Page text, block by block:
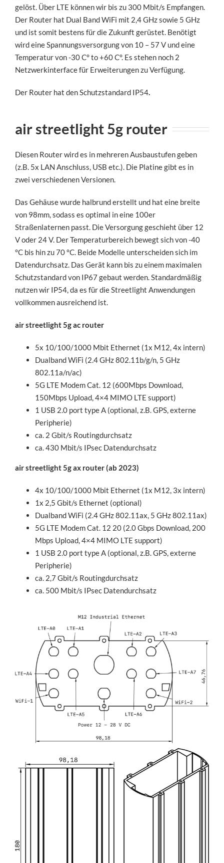
gelöst. Über LTE können wir bis zu 300 Mbit/s Empfangen.
Der Router hat Dual Band WiFi mit 2,4 GHz sowie 5 GHz
und ist somit bestens für die Zukunft gerüstet. Benötigt
wird eine Spannungsversorgung von 10 – 57 V und eine
Temperatur von -30 C° to +60 C°. Es stehen noch 2
Netzwerkinterface für Erweiterungen zu Verfügung.
Der Router hat den Schutzstandard IP54.
air streetlight 5g router
Diesen Router wird es in mehreren Ausbaustufen geben
(z.B. 5x LAN Anschluss, USB etc.). Die Platine gibt es in
zwei verschiedenen Versionen.
Das Gehäuse wurde halbrund erstellt und hat eine breite
von 98mm, sodass es optimal in eine 100er
Straßenlaternen passt. Die Versorgung geschieht über 12
V oder 24 V. Der Temperaturbereich bewegt sich von -40
°C bis hin zu 70 °C. Beide Modelle unterscheiden sich im
Datendurchsatz. Das Gerät kann bis zu einem maximalen
Schutzstandard von IP67 gebaut werden. Standardmäßig
nutzen wir IP54, da es für die Streetlight Anwendungen
vollkommen ausreichend ist.
air streetlight 5g ac router
5x 10/100/1000 Mbit Ethernet (1x M12, 4x intern)
Dualband WiFi (2.4 GHz 802.11b/g/n, 5 GHz
802.11a/n/ac)
5G LTE Modem Cat. 12 (600Mbps Download,
150Mbps Upload, 4×4 MIMO LTE support)
1 USB 2.0 port type A (optional, z.B. GPS, externe
Peripherie)
ca. 2 Gbit/s Routingdurchsatz
ca. 430 Mbit/s IPsec Datendurchsatz
air streetlight 5g ax router (ab 2023)
4x 10/100/1000 Mbit Ethernet (1x M12, 3x intern)
1x 2,5 Gbit/s Ethernet (optional)
Dualband WiFi (2.4 GHz 802.11ax, 5 GHz 802.11ax)
5G LTE Modem Cat. 12 20 (2.0 Gbps Download, 200
Mbps Upload, 4×4 MIMO LTE support)
1 USB 2.0 port type A (optional, z.B. GPS, externe
Peripherie)
ca. 2,7 Gbit/s Routingdurchsatz
ca. 500 Mbit/s IPsec Datendurchsatz